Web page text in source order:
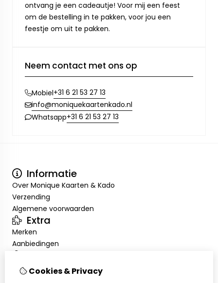
ontvang je een cadeautje! Voor mij een feest
om de bestelling in te pakken, voor jou een
feestje om uit te pakken.
Neem contact met ons op
Mobiel+31 6 21 53 27 13
info@moniquekaartenkado.nl
Whatsapp+31 6 21 53 27 13
Informatie
Over Monique Kaarten & Kado
Verzending
Algemene voorwaarden
Extra
Merken
Aanbiedingen
InloggenCookies & Privacy